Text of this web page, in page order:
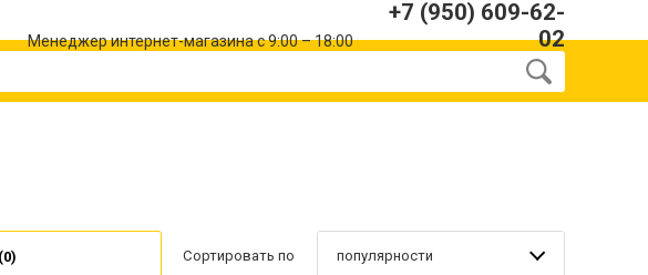
Менеджер интернет-магазина с 9:00 – 18:00
+7 (950) 609-62-
02
0) Сортировать по популярности